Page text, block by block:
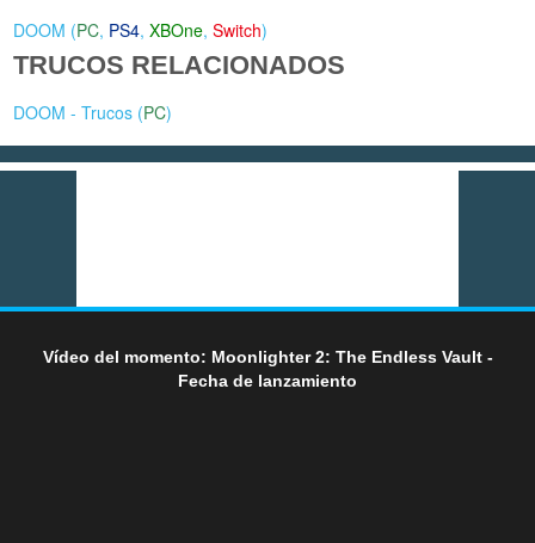
DOOM (PC, PS4,XBOne,Switch)
TRUCOS RELACIONADOS
DOOM - Trucos (PC)
Vídeo del momento: Moonlighter 2: The Endless Vault -
Fecha de lanzamiento